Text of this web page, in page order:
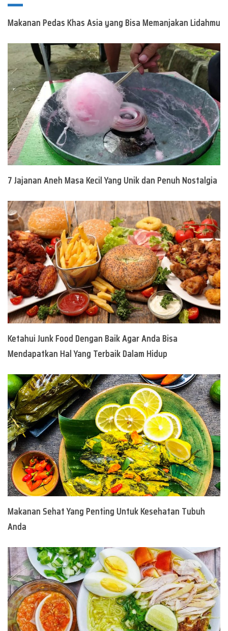
Makanan Pedas Khas Asia yang Bisa Memanjakan Lidahmu
7 Jajanan Aneh Masa Kecil Yang Unik dan Penuh Nostalgia
Ketahui Junk Food Dengan Baik Agar Anda Bisa
Mendapatkan Hal Yang Terbaik Dalam Hidup
Makanan Sehat Yang Penting Untuk Kesehatan Tubuh
Anda